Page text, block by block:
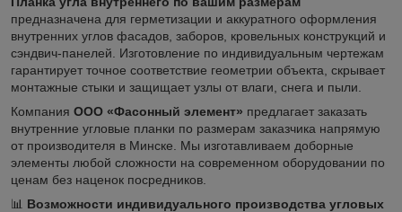
предназначена для герметизации и аккуратного оформления
внутренних углов фасадов, заборов, кровельных конструкций и
сэндвич-панелей. Изготовление по индивидуальным чертежам
гарантирует точное соответствие геометрии объекта, скрывает
монтажные стыки и защищает узлы от влаги, снега и пыли.
Компания ООО «Фасонный элемент» предлагает заказать
внутренние угловые планки по размерам заказчика напрямую
от производителя в Минске. Мы изготавливаем доборные
элементы любой сложности на современном оборудовании по
ценам без наценок посредников.
📊 Возможности индивидуального производства угловых